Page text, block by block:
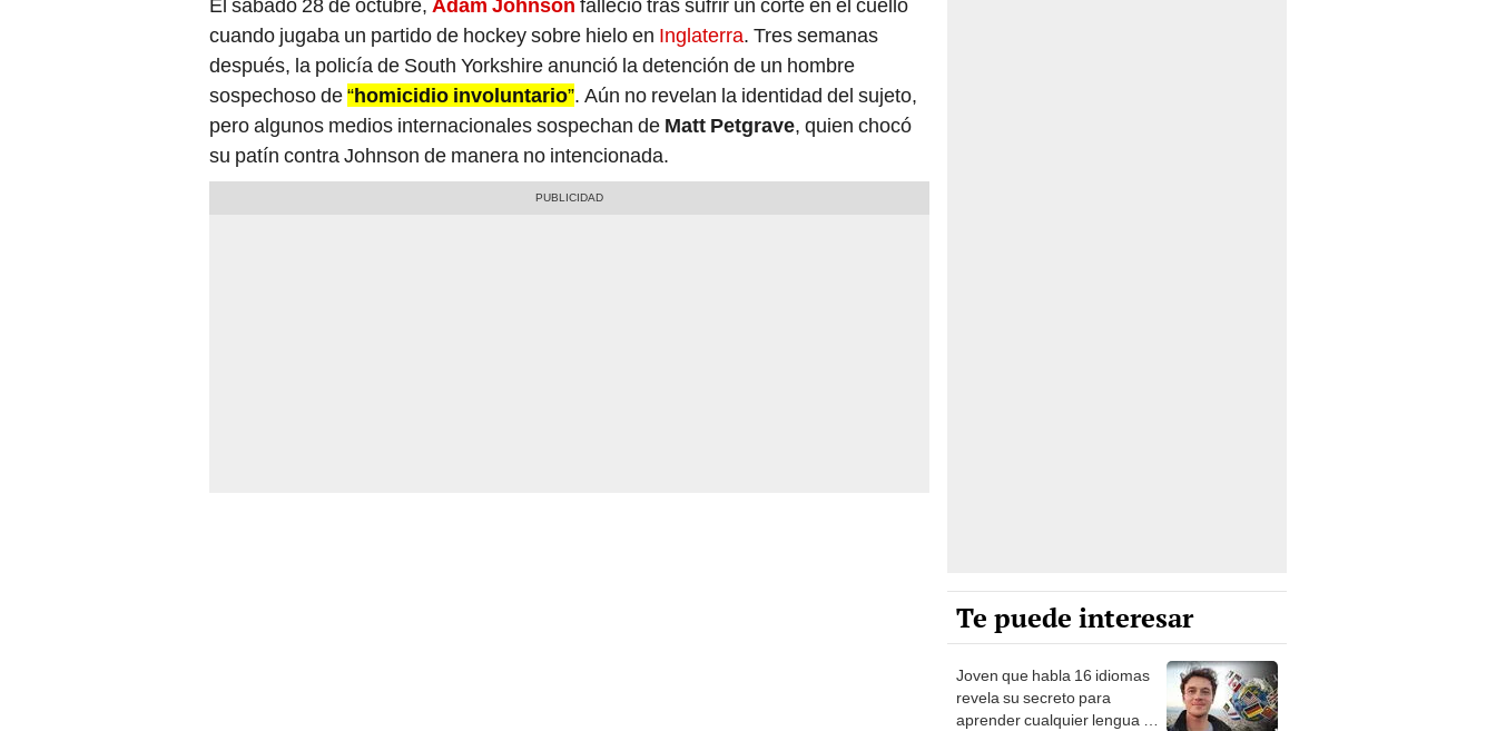
cuando jugaba un partido de hockey sobre hielo enInglaterra. Tres semanas
después, la policía de South Yorkshire anunció la detención de un hombre
sospechoso de“homicidio involuntario”. Aún no revelan la identidad del sujeto,
pero algunos medios internacionales sospechan deMatt Petgrave, quien chocó
su patín contra Johnson de manera no intencionada.
Te puede interesar
revela su secreto para
aprender cualquier lengua en
solo 90 días